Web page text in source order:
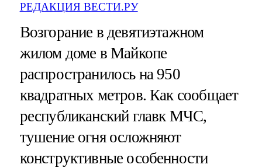
РЕДАКЦИЯ ВЕСТИ.РУ
Возгорание в девятиэтажном
жилом доме в Майкопе
распространилось на 950
квадратных метров. Как сообщает
республиканский главк МЧС,
тушение огня осложняют
конструктивные особенности